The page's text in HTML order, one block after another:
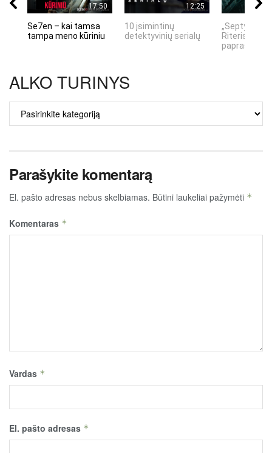
17:50
Se7en – kai tamsa
tampa meno kūriniu
12:25
10 įsimintinų
detektyvinių serialų
„Septynių
Riteris" – kai
ALKO TURINYS
ALKO
TURINYS
Parašykite komentarą
El. pašto adresas nebus skelbiamas. Būtini laukeliai pažymėti *
Komentaras *
Vardas *
El. pašto adresas *